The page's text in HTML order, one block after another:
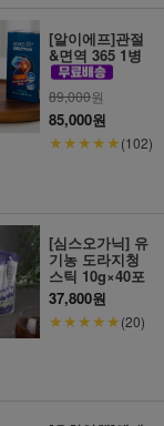
[알이에프]관절
&면역 365 1병
89,000원
85,000원
★★★★★(102)
[심스오가닉] 유
기농 도라지청
스틱 10g×40포
37,800원
★★★★★(20)